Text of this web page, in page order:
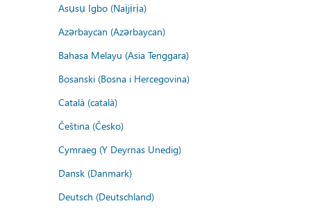
Asụsụ Igbo (Naịjịrịa)
Azərbaycan (Azərbaycan)
Bahasa Melayu (Asia Tenggara)
Bosanski (Bosna i Hercegovina)
Català (català)
Čeština (Česko)
Cymraeg (Y Deyrnas Unedig)
Dansk (Danmark)
Deutsch (Deutschland)